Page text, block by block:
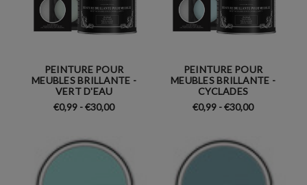
PEINTURE POUR
MEUBLES BRILLANTE -
VERT D'EAU
€0,99 - €30,00
PEINTURE POUR
MEUBLES BRILLANTE -
CYCLADES
€0,99 - €30,00